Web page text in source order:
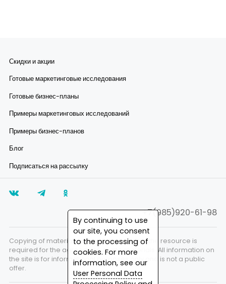
Скидки и акции
Готовые маркетинговые исследования
Готовые бизнес-планы
Примеры маркетинговых исследований
Примеры бизнес-планов
Блог
Подписаться на рассылку
+7(985)920-61-98
Copying of materials is prohibited. A link to the resource is
required for the agreed use of site materials. All information on
the site is for informational purposes only and is not a public
offer.
By continuing to use
our site, you consent
to the processing of
cookies. For more
information, see our
User Personal Data